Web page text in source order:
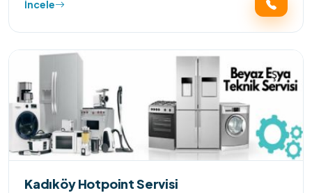
İncele
Kadıköy Hotpoint Servisi